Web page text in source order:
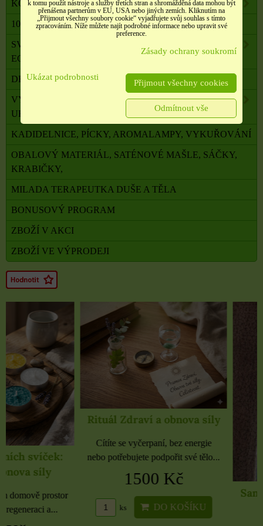
KOMPONENTY K VÝROBĚ SVÍČEK, ŠPERKŮ
100 % PŘÍRODNÍ ESENCIÁLNÍ OLEJE SALOOS
SVÍČKY Z PALMOVÉHO A SÓJOVÉHO VOSKU
ECO
DRAHÉ A LÉČIVÉ KAMENY
VYKUŘOVADLA, VONNÉ TYČINKY A ŠIŠKY,
UHLÍKY
KADIDELNICE, PÍCKY, AROMALAMPY, VYKUŘOVÁNÍ
OBALOVÝ MATERIÁL, SATÉNOVÉ MAŠLE, SÁČKY,
KRABIČKY,
MILADA TERAPEUTKA DUŠE A TĚLA
BONUSOVÝ PROGRAM
ZBOŽÍ V AKCI
ZBOŽÍ VE VÝPRODEJI
Rituál Zdraví a obnova síly
Cítíte se vyčerpaní, bez energie
nebo potřebujete podpořit své tělo...
1500 Kč
ks DO KOŠÍKU
Samolepky černé
k tomu použít nástroje a služby třetích stran a shromážděná data mohou být
přenášena partnerům v EU, USA nebo jiných zemích. Kliknutím na
„Přijmout všechny soubory cookie“ vyjadřujete svůj souhlas s tímto
zpracováním. Níže můžete najít podrobné informace nebo upravit své
preference.
Zásady ochrany soukromí
Ukázat podrobnosti
Přijmout všechny cookies
Odmítnout vše